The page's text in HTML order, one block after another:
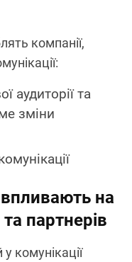
компанії,
аудиторії та
зміни
впливають на
та партнерів
комунікації